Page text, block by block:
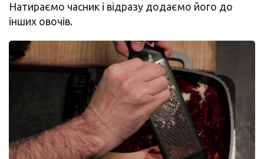
Натираємо часник і відразу додаємо його до
інших овочів.